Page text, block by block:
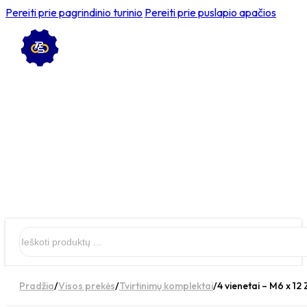
Pereiti prie pagrindinio turinio Pereiti prie puslapio apačios
Pradžia/Visos prekės/Tvirtinimų komplektai/4 vienetai – M6 x